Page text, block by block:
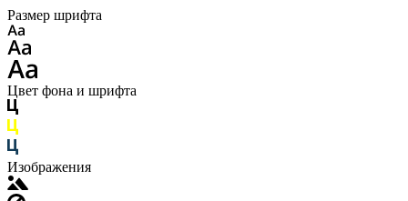
Размер шрифта
Цвет фона и шрифта
Изображения